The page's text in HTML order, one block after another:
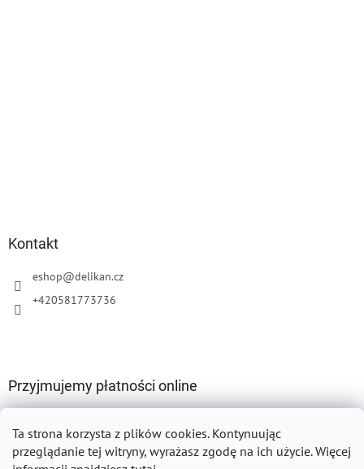
Ta strona korzysta z plików cookies. Kontynuując
przeglądanie tej witryny, wyrażasz zgodę na ich użycie. Więcej
Kontakt
eshop@delikan.cz
+420581773736
Przyjmujemy płatności online